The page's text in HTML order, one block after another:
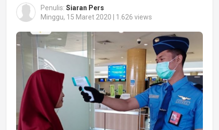
Penulis: Siaran Pers
Minggu, 15 Maret 2020 | 1.626 views